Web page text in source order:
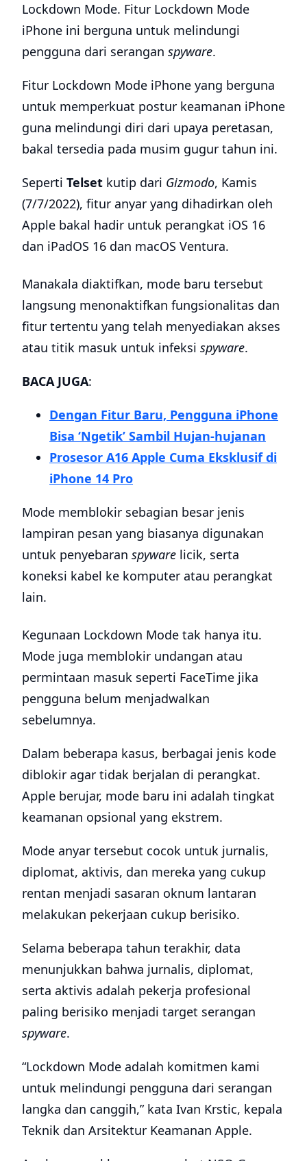
Lockdown Mode. Fitur Lockdown Mode
iPhone ini berguna untuk melindungi
pengguna dari serangan spyware.
Fitur Lockdown Mode iPhone yang berguna
untuk memperkuat postur keamanan iPhone
guna melindungi diri dari upaya peretasan,
bakal tersedia pada musim gugur tahun ini.
Seperti Telset kutip dari Gizmodo, Kamis
(7/7/2022), fitur anyar yang dihadirkan oleh
Apple bakal hadir untuk perangkat iOS 16
dan iPadOS 16 dan macOS Ventura.
Manakala diaktifkan, mode baru tersebut
langsung menonaktifkan fungsionalitas dan
fitur tertentu yang telah menyediakan akses
atau titik masuk untuk infeksi spyware.
BACA JUGA:
Dengan Fitur Baru, Pengguna iPhone
Bisa ‘Ngetik’ Sambil Hujan-hujanan
Prosesor A16 Apple Cuma Eksklusif di
iPhone 14 Pro
Mode memblokir sebagian besar jenis
lampiran pesan yang biasanya digunakan
untuk penyebaran spyware licik, serta
koneksi kabel ke komputer atau perangkat
lain.
Kegunaan Lockdown Mode tak hanya itu.
Mode juga memblokir undangan atau
permintaan masuk seperti FaceTime jika
pengguna belum menjadwalkan
sebelumnya.
Dalam beberapa kasus, berbagai jenis kode
diblokir agar tidak berjalan di perangkat.
Apple berujar, mode baru ini adalah tingkat
keamanan opsional yang ekstrem.
Mode anyar tersebut cocok untuk jurnalis,
diplomat, aktivis, dan mereka yang cukup
rentan menjadi sasaran oknum lantaran
melakukan pekerjaan cukup berisiko.
Selama beberapa tahun terakhir, data
menunjukkan bahwa jurnalis, diplomat,
serta aktivis adalah pekerja profesional
paling berisiko menjadi target serangan
spyware.
“Lockdown Mode adalah komitmen kami
untuk melindungi pengguna dari serangan
langka dan canggih,” kata Ivan Krstic, kepala
Teknik dan Arsitektur Keamanan Apple.